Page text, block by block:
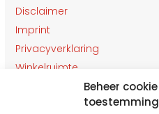
Beheer cookie
toestemming
Disclaimer
Imprint
Privacyverklaring
Winkelruimte
Klantenservice